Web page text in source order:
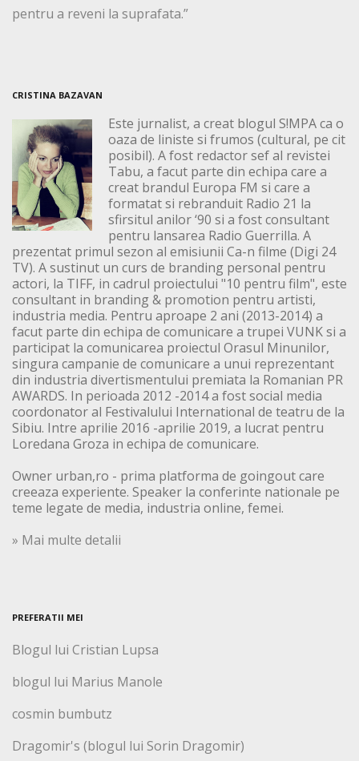
pentru a reveni la suprafata.”
CRISTINA BAZAVAN
Este jurnalist, a creat blogul S!MPA ca o
oaza de liniste si frumos (cultural, pe cit
posibil). A fost redactor sef al revistei
Tabu, a facut parte din echipa care a
creat brandul Europa FM si care a
formatat si rebranduit Radio 21 la
sfirsitul anilor ‘90 si a fost consultant
pentru lansarea Radio Guerrilla. A
prezentat primul sezon al emisiunii Ca-n filme (Digi 24
TV). A sustinut un curs de branding personal pentru
actori, la TIFF, in cadrul proiectului "10 pentru film", este
consultant in branding & promotion pentru artisti,
industria media. Pentru aproape 2 ani (2013-2014) a
facut parte din echipa de comunicare a trupei VUNK si a
participat la comunicarea proiectul Orasul Minunilor,
singura campanie de comunicare a unui reprezentant
din industria divertismentului premiata la Romanian PR
AWARDS. In perioada 2012 -2014 a fost social media
coordonator al Festivalului International de teatru de la
Sibiu. Intre aprilie 2016 -aprilie 2019, a lucrat pentru
Loredana Groza in echipa de comunicare.
Owner urban,ro - prima platforma de goingout care
creeaza experiente. Speaker la conferinte nationale pe
teme legate de media, industria online, femei.
» Mai multe detalii
PREFERATII MEI
Blogul lui Cristian Lupsa
blogul lui Marius Manole
cosmin bumbutz
Dragomir's (blogul lui Sorin Dragomir)